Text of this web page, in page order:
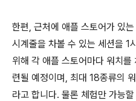
한편, 근처에 애플 스토어가 있
시계줄을 차볼 수 있는 세션을 1
위해 각 애플 스토어마다 워치
련될 예정이며, 최대 18종류의
라고 합니다. 물론 체험만 가능